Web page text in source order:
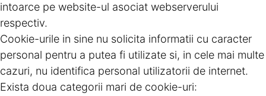
intoarce pe website-ul asociat webserverului
respectiv.
Cookie-urile in sine nu solicita informatii cu caracter
personal pentru a putea fi utilizate si, in cele mai multe
cazuri, nu identifica personal utilizatorii de internet.
Exista doua categorii mari de cookie-uri: